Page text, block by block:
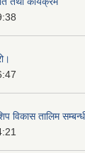
विकास तालिम